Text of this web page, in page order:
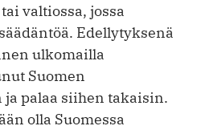
valtiossa, jossa
Edellytyksenä
ulkomailla
Suomen
palaa siihen takaisin.
olla Suomessa